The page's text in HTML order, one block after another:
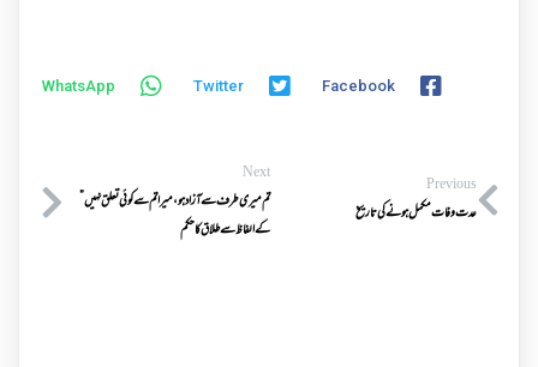
Facebook
Twitter
WhatsApp
Previous
عدت وفات مکمل ہونے کی تاریخ
Next
تم میری طرف سےآزادہو،میراتم سےکوئی تعلق نہیں”
کےالفاظ سےطلاق کاحکم